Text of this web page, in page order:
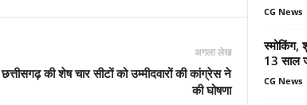
अगला लेख
छत्तीसगढ़ की शेष चार सीटों को उम्मीदवारों की कांग्रेस ने
की घोषणा
CG News
स्मोकिंग,
13 साल
CG News